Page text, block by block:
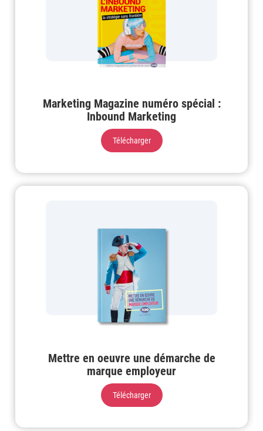
Marketing Magazine numéro spécial :
Inbound Marketing
Télécharger
Mettre en oeuvre une démarche de
marque employeur
Télécharger